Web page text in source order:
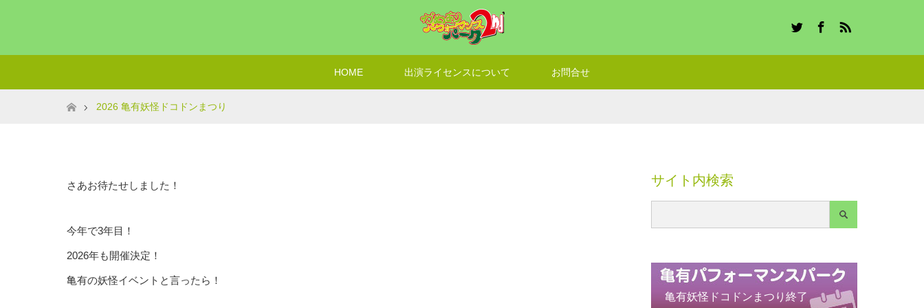
HOME 出演ライセンスについて お問合せ
ホーム2026 亀有妖怪ドコドンまつり
さあお待たせしました！
今年で3年目！
2026年も開催決定！
亀有の妖怪イベントと言ったら！
サイト内検索
亀有妖怪ドコドンまつり終了